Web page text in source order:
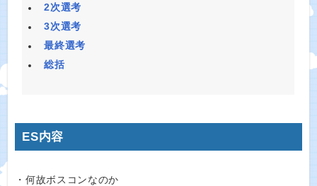
2次選考
3次選考
最終選考
総括
ES内容
・何故ボスコンなのか